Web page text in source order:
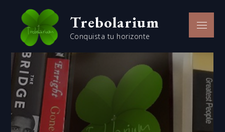
content
Trebolarium
Conquista tu horizonte
Menu